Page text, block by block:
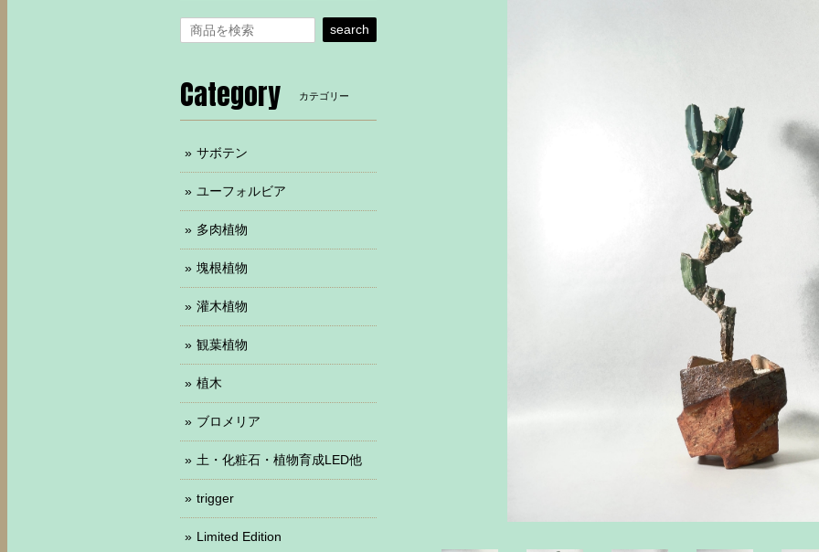
search
Category カテゴリー
サボテン
ユーフォルビア
多肉植物
塊根植物
灌木植物
観葉植物
植木
ブロメリア
土・化粧石・植物育成LED他
trigger
Limited Edition